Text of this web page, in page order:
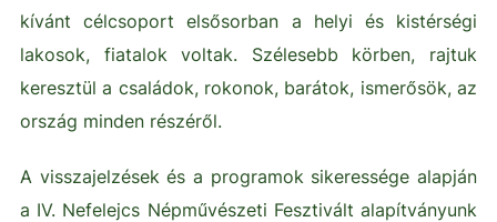
kívánt célcsoport elsősorban a helyi és kistérségi
lakosok, fiatalok voltak. Szélesebb körben, rajtuk
keresztül a családok, rokonok, barátok, ismerősök, az
ország minden részéről.
A visszajelzések és a programok sikeressége alapján
a IV. Nefelejcs Népművészeti Fesztivált alapítványunk